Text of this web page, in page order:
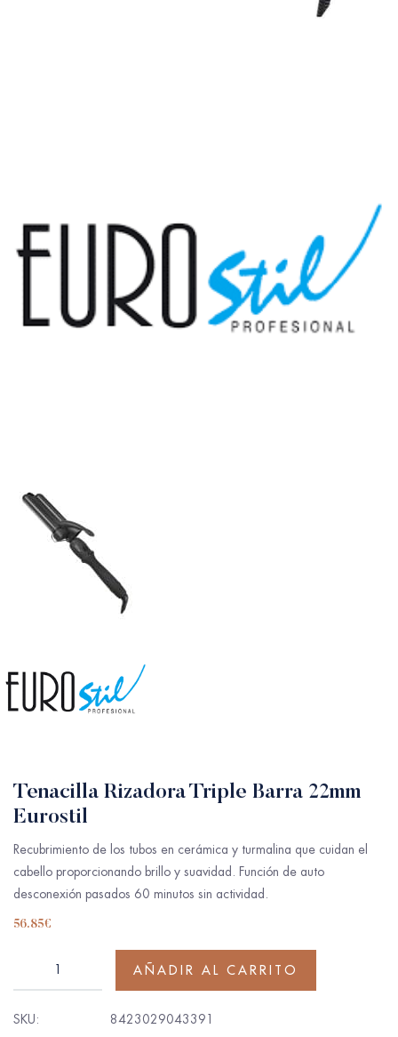
Tenacilla Rizadora Triple Barra 22mm
Eurostil
Recubrimiento de los tubos en cerámica y turmalina que cuidan el
cabello proporcionando brillo y suavidad. Función de auto
desconexión pasados 60 minutos sin actividad.
56.85€
AÑADIR AL CARRITO
SKU:
8423029043391